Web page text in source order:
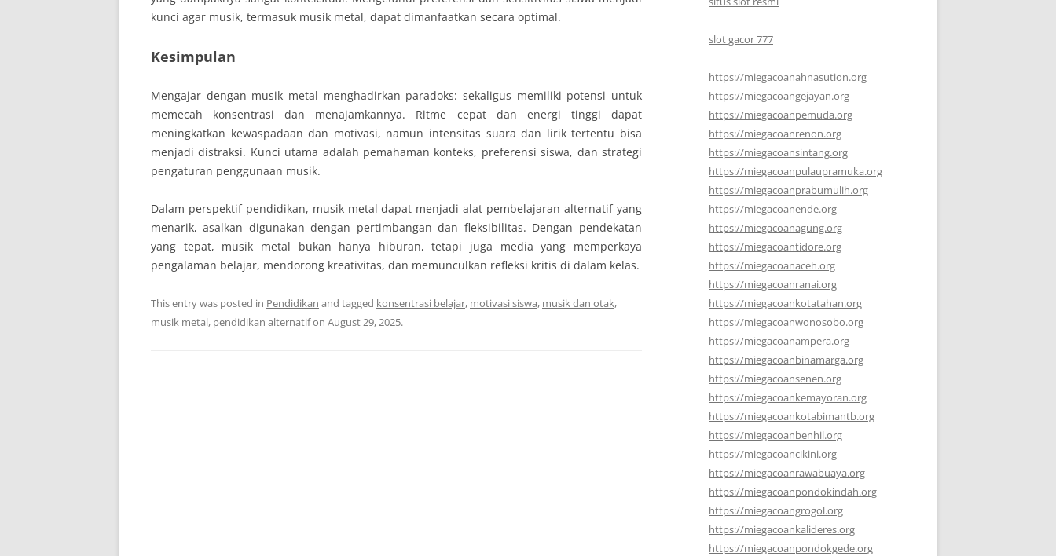
kunci agar musik, termasuk musik metal, dapat dimanfaatkan secara optimal.
Kesimpulan
Mengajar dengan musik metal menghadirkan paradoks: sekaligus memiliki potensi untuk
memecah konsentrasi dan menajamkannya. Ritme cepat dan energi tinggi dapat
meningkatkan kewaspadaan dan motivasi, namun intensitas suara dan lirik tertentu bisa
menjadi distraksi. Kunci utama adalah pemahaman konteks, preferensi siswa, dan strategi
pengaturan penggunaan musik.
Dalam perspektif pendidikan, musik metal dapat menjadi alat pembelajaran alternatif yang
menarik, asalkan digunakan dengan pertimbangan dan fleksibilitas. Dengan pendekatan
yang tepat, musik metal bukan hanya hiburan, tetapi juga media yang memperkaya
pengalaman belajar, mendorong kreativitas, dan memunculkan refleksi kritis di dalam kelas.
This entry was posted in Pendidikan and tagged konsentrasi belajar, motivasi siswa, musik dan otak,
musik metal, pendidikan alternatifon August 29, 2025.
slot gacor 777
https://miegacoanahnasution.org
https://miegacoangejayan.org
https://miegacoanpemuda.org
https://miegacoanrenon.org
https://miegacoansintang.org
https://miegacoanpulaupramuka.org
https://miegacoanprabumulih.org
https://miegacoanende.org
https://miegacoanagung.org
https://miegacoantidore.org
https://miegacoanaceh.org
https://miegacoanranai.org
https://miegacoankotatahan.org
https://miegacoanwonosobo.org
https://miegacoanampera.org
https://miegacoanbinamarga.org
https://miegacoansenen.org
https://miegacoankemayoran.org
https://miegacoankotabimantb.org
https://miegacoanbenhil.org
https://miegacoancikini.org
https://miegacoanrawabuaya.org
https://miegacoanpondokindah.org
https://miegacoangrogol.org
https://miegacoankalideres.org
https://miegacoanpondokgede.org